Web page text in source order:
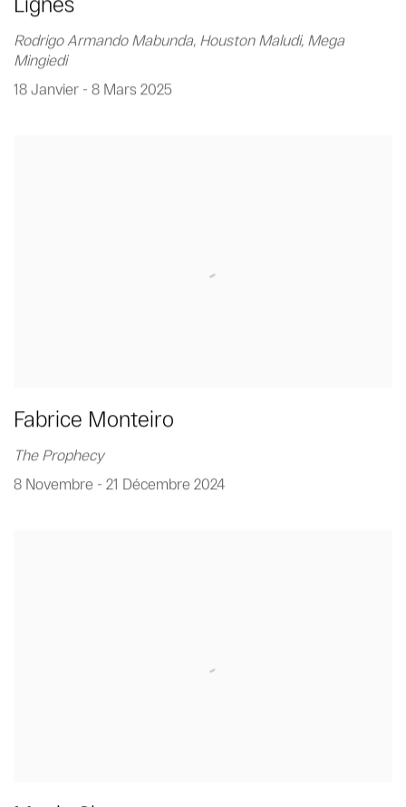
Rodrigo Armando Mabunda, Houston Maludi, Mega
Mingiedi
18 Janvier - 8 Mars 2025
Fabrice Monteiro
The Prophecy
8 Novembre - 21 Décembre 2024